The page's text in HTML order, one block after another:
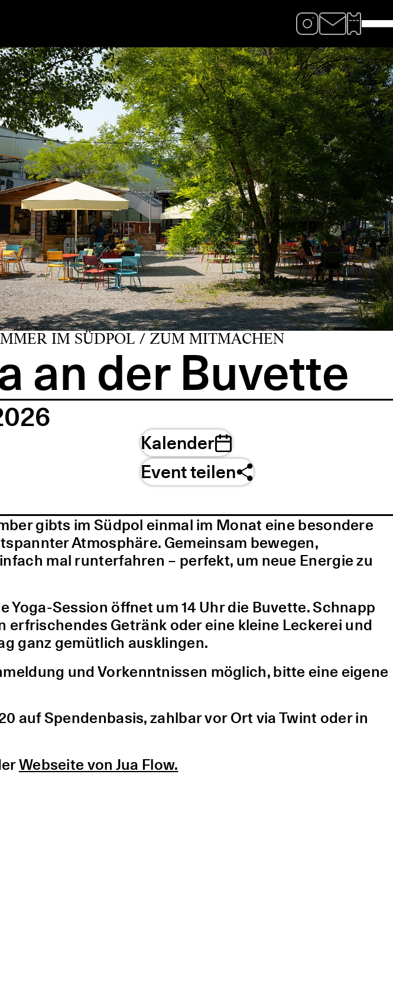
IM SÜDPOL / ZUM MITMACHEN
an der Buvette
Kalender
Event teilen
gibts im Südpol einmal im Monat eine besondere
Atmosphäre. Gemeinsam bewegen,
mal runterfahren – perfekt, um neue Energie zu
Yoga-Session öffnet um 14 Uhr die Buvette. Schnapp
erfrischendes Getränk oder eine kleine Leckerei und
ganz gemütlich ausklingen.
und Vorkenntnissen möglich, bitte eine eigene
auf Spendenbasis, zahlbar vor Ort via Twint oder in
Webseite von Jua Flow.